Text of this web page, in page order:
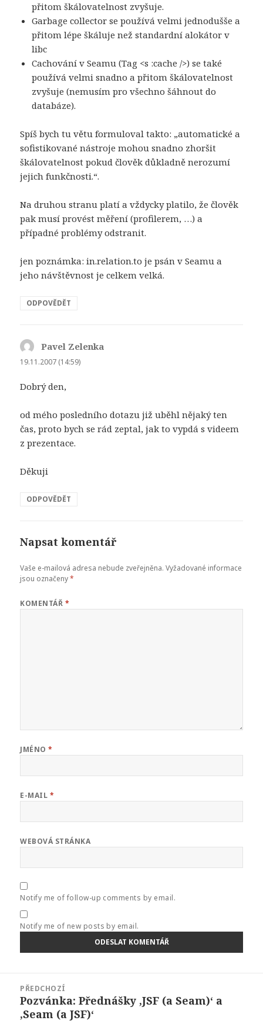
přitom škálovatelnost zvyšuje.
Garbage collector se používá velmi jednodušše a
přitom lépe škáluje než standardní alokátor v
libc
Cachování v Seamu (Tag <s :cache />) se také
používá velmi snadno a přitom škálovatelnost
zvyšuje (nemusím pro všechno šáhnout do
databáze).
Spíš bych tu větu formuloval takto: „automatické a
sofistikované nástroje mohou snadno zhoršit
škálovatelnost pokud člověk důkladně nerozumí
jejich funkčnosti.“.
Na druhou stranu platí a vždycky platilo, že člověk
pak musí provést měření (profilerem, …) a
případné problémy odstranit.
jen poznámka: in.relation.to je psán v Seamu a
jeho návštěvnost je celkem velká.
ODPOVĚDĚT
Pavel Zelenka
19.11.2007 (14:59)
Dobrý den,
od mého posledního dotazu již uběhl nějaký ten
čas, proto bych se rád zeptal, jak to vypdá s videem
z prezentace.
Děkuji
ODPOVĚDĚT
Napsat komentář
Vaše e-mailová adresa nebude zveřejněna. Vyžadované informace
jsou označeny*
KOMENTÁŘ *
JMÉNO*
E-MAIL *
WEBOVÁ STRÁNKA
Notify me of follow-up comments by email.
Notify me of new posts by email.
příspěvek
PŘEDCHOZÍ
Předchozí
příspěvek:
Pozvánka: Přednášky ‚JSF (a Seam)‘ a
‚Seam (a JSF)‘